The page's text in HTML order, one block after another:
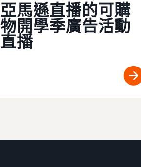
亞馬遜直播的可購
物開學季廣告活動
直播